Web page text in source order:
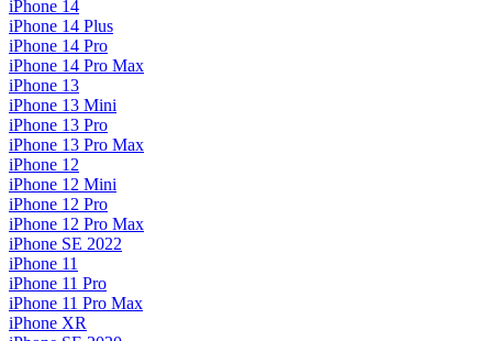
iPhone 14
iPhone 14 Plus
iPhone 14 Pro
iPhone 14 Pro Max
iPhone 13
iPhone 13 Mini
iPhone 13 Pro
iPhone 13 Pro Max
iPhone 12
iPhone 12 Mini
iPhone 12 Pro
iPhone 12 Pro Max
iPhone SE 2022
iPhone 11
iPhone 11 Pro
iPhone 11 Pro Max
iPhone XR